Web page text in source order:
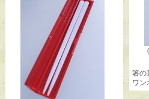
箸の
ワン